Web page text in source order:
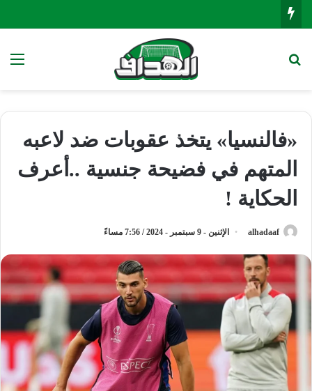
«فالنسيا» يتخذ عقوبات ضد لاعبه
المتهم في فضيحة جنسية ..أعرف
الحكاية !
alhadaaf الإثنين - 9 سبتمبر - 2024 / 7:56 مساءً